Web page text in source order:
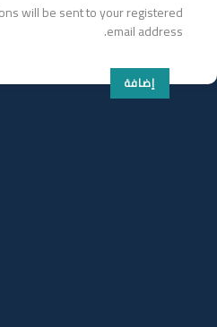
will be sent to your registered
email address.